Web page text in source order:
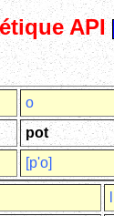
API
o
pot
[p'o]